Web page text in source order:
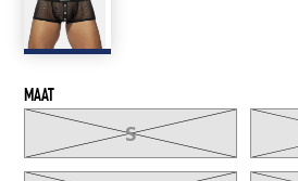
MAAT
S